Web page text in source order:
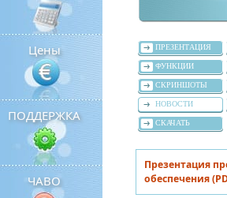
Цены
ПОДДЕРЖКА
ЧАВО
ПРЕЗЕНТАЦИЯ
ФУНКЦИИ
СКРИНШОТЫ
НОВОСТИ
СКАЧАТЬ
Презентация
обеспечения